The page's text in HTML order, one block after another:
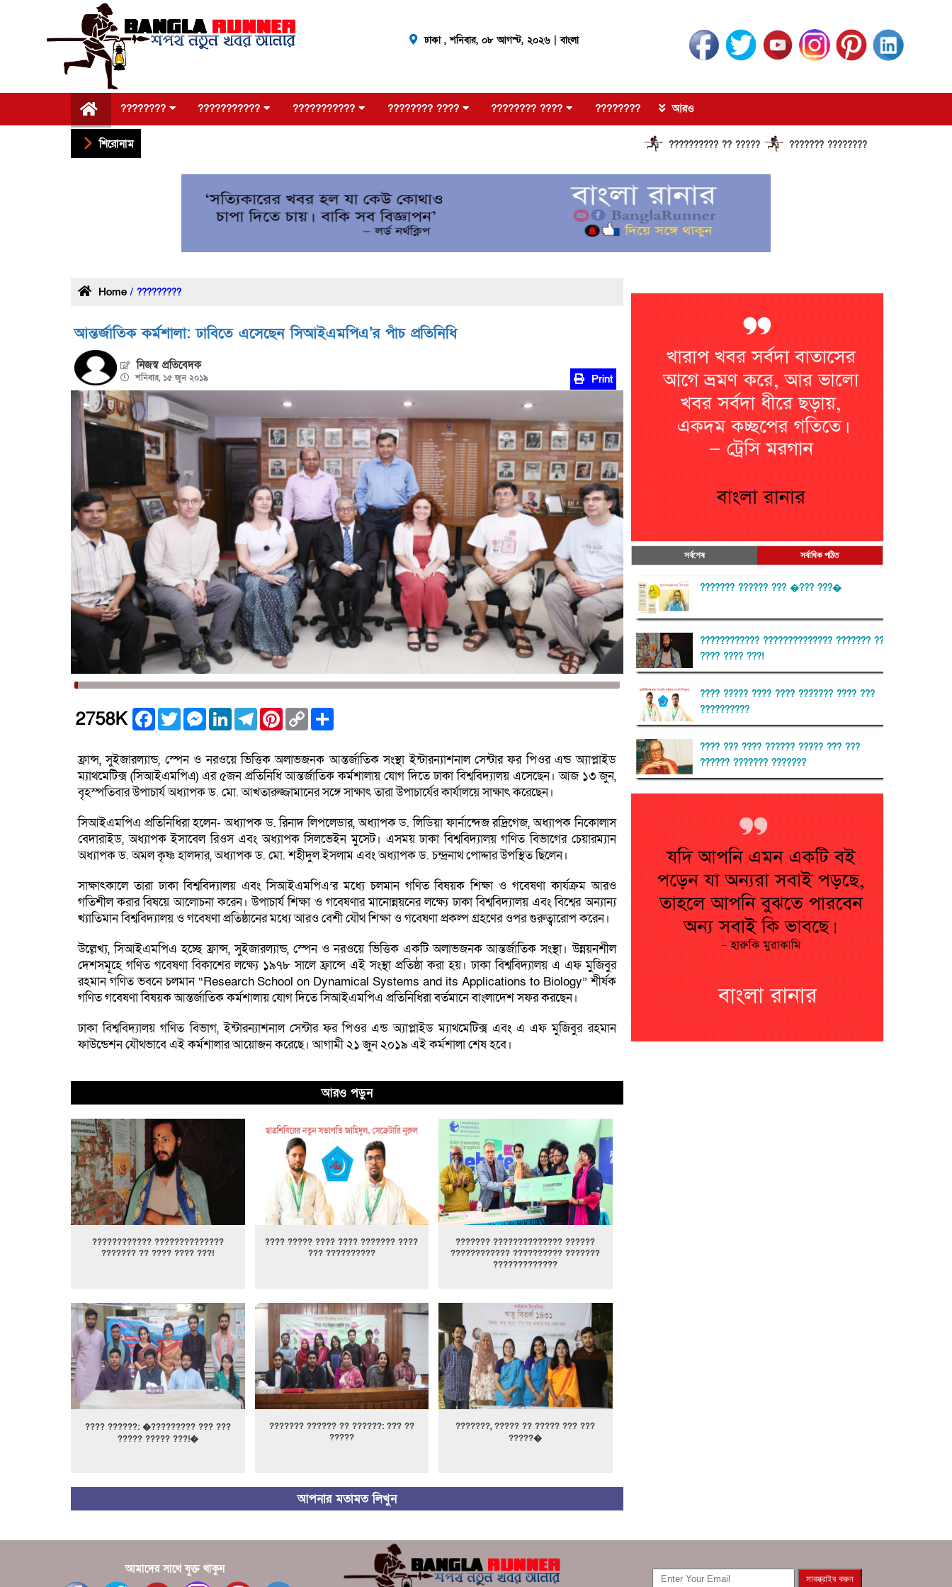
ঢাকা ,শনিবার, ০৮ আগস্ট, ২০২৬ | বাংলা
???????? ??????????? ??????????? ???????? ???? ???????? ???? ???????? আরও
শিরোনাম ?????????? ?? ????? ??????? ?????????????? ??????
Home / ?????????
আন্তর্জাতিক কর্মশালা: ঢাবিতে এসেছেন সিআইএমপিএ’র পাঁচ প্রতিনিধি
নিজস্ব প্রতিবেদক
শনিবার, ১৫ জুন ২০১৯ Print
2758K Facebook
TwitterMessenger
LinkedInTelegramPinterest
Copy
Link
ফ্রান্স, সুইজারল্যান্ড, স্পেন ও নরওয়ে ভিত্তিক অলাভজনক আন্তর্জাতিক সংস্থা ইন্টারন্যাশনাল সেন্টার ফর পিওর এন্ড অ্যাপ্লাইড
ম্যাথমেটিক্স (সিআইএমপিএ) এর ৫জন প্রতিনিধি আন্তর্জাতিক কর্মশালায় যোগ দিতে ঢাকা বিশ্ববিদ্যালয় এসেছেন। আজ ১৩ জুন,
বৃহস্পতিবার উপাচার্য অধ্যাপক ড. মো. আখতারুজ্জামানের সঙ্গে সাক্ষাৎ তারা উপাচার্যের কার্যালয়ে সাক্ষাৎ করেছেন।
সিআইএমপিএ প্রতিনিধিরা হলেন- অধ্যাপক ড. রিনাদ লিপলেডার, অধ্যাপক ড. লিডিয়া ফার্নান্দেজ রদ্রিগেজ, অধ্যাপক নিকোলাস
বেদারাইড, অধ্যাপক ইসাবেল রিওস এবং অধ্যাপক সিলভেইন মুসেট। এসময় ঢাকা বিশ্ববিদ্যালয় গণিত বিভাগের চেয়ারম্যান
অধ্যাপক ড. অমল কৃষ্ণ হালদার, অধ্যাপক ড. মো. শহীদুল ইসলাম এবং অধ্যাপক ড. চন্দ্রনাথ পোদ্দার উপস্থিত ছিলেন।
সাক্ষাৎকালে তারা ঢাকা বিশ্ববিদ্যালয় এবং সিআইএমপিএ’র মধ্যে চলমান গণিত বিষয়ক শিক্ষা ও গবেষণা কার্যক্রম আরও
গতিশীল করার বিষয়ে আলোচনা করেন। উপাচার্য শিক্ষা ও গবেষণার মানোন্নয়নের লক্ষ্যে ঢাকা বিশ্ববিদ্যালয় এবং বিশ্বের অন্যান্য
খ্যাতিমান বিশ্ববিদ্যালয় ও গবেষণা প্রতিষ্ঠানের মধ্যে আরও বেশী যৌথ শিক্ষা ও গবেষণা প্রকল্প গ্রহণের ওপর গুরুত্বারোপ করেন।
উল্লেখ্য, সিআইএমপিএ হচ্ছে ফ্রান্স, সুইজারল্যান্ড, স্পেন ও নরওয়ে ভিত্তিক একটি অলাভজনক আন্তর্জাতিক সংস্থা। উন্নয়নশীল
দেশসমূহে গণিত গবেষণা বিকাশের লক্ষ্যে ১৯৭৮ সালে ফ্রান্সে এই সংস্থা প্রতিষ্ঠা করা হয়। ঢাকা বিশ্ববিদ্যালয় এ এফ মুজিবুর
রহমান গণিত ভবনে চলমান “Research School on Dynamical Systems and its Applications to Biology” শীর্ষক
গণিত গবেষণা বিষয়ক আন্তর্জাতিক কর্মশালায় যোগ দিতে সিআইএমপিএ প্রতিনিধিরা বর্তমানে বাংলাদেশ সফর করছেন।
ঢাকা বিশ্ববিদ্যালয় গণিত বিভাগ, ইন্টারন্যাশনাল সেন্টার ফর পিওর এন্ড অ্যাপ্লাইড ম্যাথমেটিক্স এবং এ এফ মুজিবুর রহমান
ফাউন্ডেশন যৌথভাবে এই কর্মশালার আয়োজন করেছে। আগামী ২১ জুন ২০১৯ এই কর্মশালা শেষ হবে।
আরও পড়ুন
???????????? ??????????????
??????? ?? ???? ???? ???!
???? ????? ???? ???? ??????? ????
??? ??????????
??????? ?????????????? ??????
???????????? ?????????? ???????
?????????????
???? ??????: �????????? ??? ???
????? ????? ???!�
??????? ?????? ?? ??????: ??? ??
?????
???????, ????? ?? ????? ??? ???
?????�
আপনার মতামত লিখুন
সর্বশেষ সর্বাধিক পঠিত
??????? ?????? ??? �??? ???�
???????????? ?????????????? ??????? ??
???? ???? ???!
???? ????? ???? ???? ??????? ???? ???
??????????
???? ??? ???? ?????? ????? ??? ???
?????? ??????? ???????
?????????? ?? ?????
??????? ?????????????? ??????
???????????? ?????????? ???????
?????????????
???? ??? ?????
আমাদের সাথে যুক্ত থাকুন